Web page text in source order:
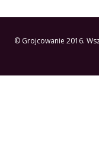
© Grojcowanie 2016.